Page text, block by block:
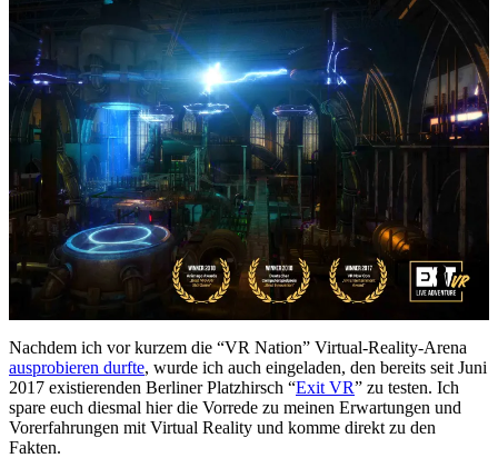
Nachdem ich vor kurzem die “VR Nation” Virtual-Reality-Arena
ausprobieren durfte, wurde ich auch eingeladen, den bereits seit Juni
2017 existierenden Berliner Platzhirsch “Exit VR” zu testen. Ich
spare euch diesmal hier die Vorrede zu meinen Erwartungen und
Vorerfahrungen mit Virtual Reality und komme direkt zu den
Fakten.